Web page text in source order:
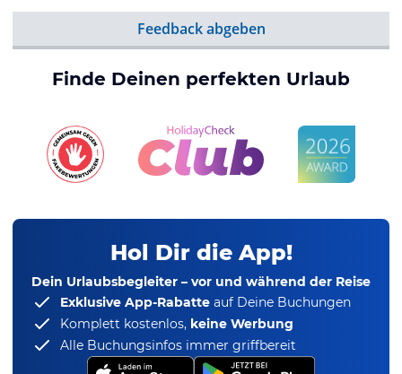
Feedback abgeben
Finde Deinen perfekten Urlaub
Hol Dir die App!
Dein Urlaubsbegleiter – vor und während der Reise
Exklusive App-Rabatte auf Deine Buchungen
Komplett kostenlos, keine Werbung
Alle Buchungsinfos immer griffbereit